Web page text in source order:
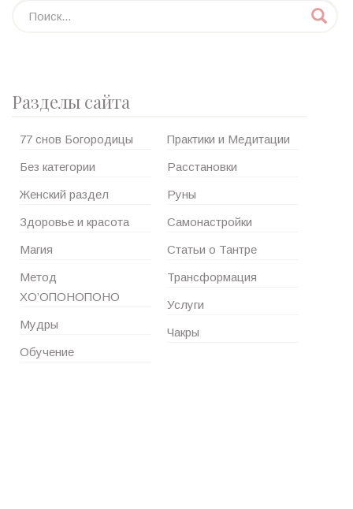
Разделы сайта
77 снов Богородицы
Без категории
Женский раздел
Здоровье и красота
Магия
Метод
ХО’ОПОНОПОНО
Мудры
Обучение
Практики и Медитации
Расстановки
Руны
Самонастройки
Статьи о Тантре
Трансформация
Услуги
Чакры